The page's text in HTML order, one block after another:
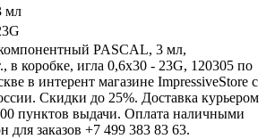
мл
PASCAL, 3 мл,
игла 0,6х30 - 23G, 120305 по
в интерент магазине ImpressiveStore с
Скидки до 25%. Доставка курьером
пунктов выдачи. Оплата наличными
для заказов +7 499 383 83 63.